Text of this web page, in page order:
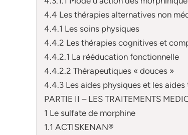
4.4 Les thérapies alternatives non
4.4.1 Les soins physiques
4.4.2 Les thérapies cognitives et
4.4.2.1 La rééducation fonctionnelle
4.4.2.2 Thérapeutiques « douces »
4.4.3 Les aides physiques et les aides
PARTIE II – LES TRAITEMENTS
1 Le sulfate de morphine
1.1 ACTISKENAN®